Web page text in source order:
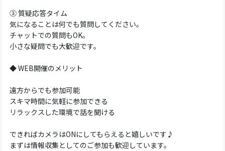
③ 質疑応答タイム
気になることは何でも質問してください。
チャットでの質問もOK。
小さな疑問でも大歓迎です。
◆ WEB開催のメリット
遠方からでも参加可能
スキマ時間に気軽に参加できる
リラックスした環境で話を聞ける
できればカメラはONにしてもらえると嬉しいです♪
まずは情報収集としてのご参加も歓迎しています。